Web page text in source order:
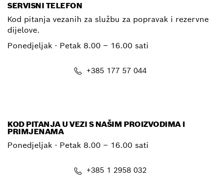
SERVISNI TELEFON
Kod pitanja vezanih za službu za popravak i rezervne
dijelove.
Ponedjeljak - Petak 8.00 – 16.00 sati
+385 177 57 044
KOD PITANJA U VEZI S NAŠIM PROIZVODIMA I
PRIMJENAMA
Ponedjeljak - Petak 8.00 – 16.00 sati
+385 1 2958 032